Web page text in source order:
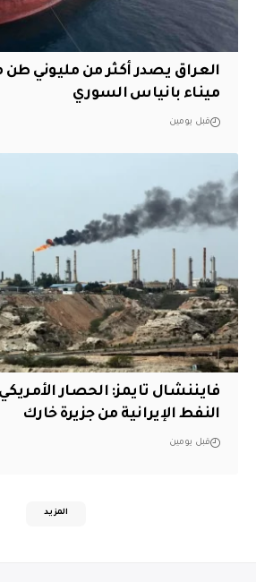
العراق يصدر أكثر من مليوني طن
ميناء بانياس السوري
قبل يومين
فايننشال تايمز: الحصار
النفط الإيرانية من جزيرة خارك
قبل يومين
المزيد